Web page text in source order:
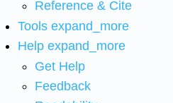
Reference & Cite
Tools expand_more
Help expand_more
Get Help
Feedback